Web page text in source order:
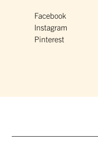
Facebook
Instagram
Pinterest